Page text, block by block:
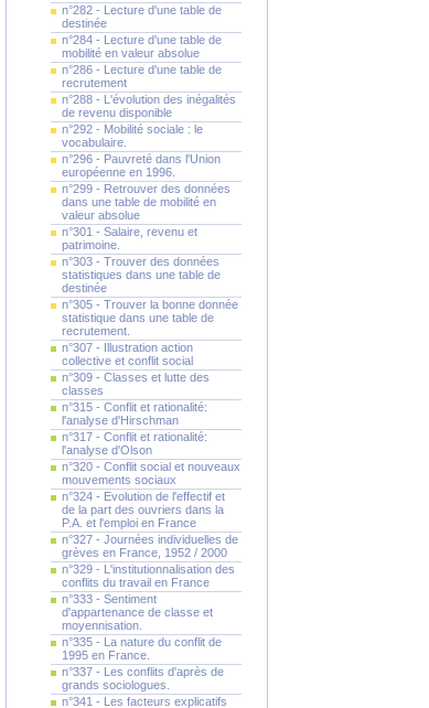
n°282 - Lecture d'une table de
destinée
n°284 - Lecture d'une table de
mobilité en valeur absolue
n°286 - Lecture d'une table de
recrutement
n°288 - L'évolution des inégalités
de revenu disponible
n°292 - Mobilité sociale : le
vocabulaire.
n°296 - Pauvreté dans l'Union
européenne en 1996.
n°299 - Retrouver des données
dans une table de mobilité en
valeur absolue
n°301 - Salaire, revenu et
patrimoine.
n°303 - Trouver des données
statistiques dans une table de
destinée
n°305 - Trouver la bonne donnée
statistique dans une table de
recrutement.
n°307 - Illustration action
collective et conflit social
n°309 - Classes et lutte des
classes
n°315 - Conflit et rationalité:
l'analyse d'Hirschman
n°317 - Conflit et rationalité:
l'analyse d'Olson
n°320 - Conflit social et nouveaux
mouvements sociaux
n°324 - Evolution de l'effectif et
de la part des ouvriers dans la
P.A. et l'emploi en France
n°327 - Journées individuelles de
grèves en France, 1952 / 2000
n°329 - L'institutionnalisation des
conflits du travail en France
n°333 - Sentiment
d'appartenance de classe et
moyennisation.
n°335 - La nature du conflit de
1995 en France.
n°337 - Les conflits d'après de
grands sociologues.
n°341 - Les facteurs explicatifs